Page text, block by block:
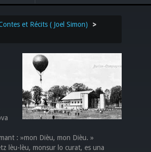
et Récits ( Joel Simon)
>
: »mon Dièu, mon Dièu. »
lèu-lèu, monsur lo curat, es una